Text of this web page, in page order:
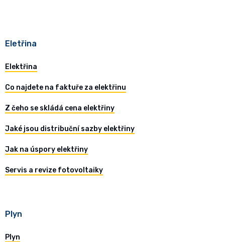
Eletřina
Elektřina
Co najdete na faktuře za elektřinu
Z čeho se skládá cena elektřiny
Jaké jsou distribuční sazby elektřiny
Jak na úspory elektřiny
Servis a revize fotovoltaiky
Plyn
Plyn